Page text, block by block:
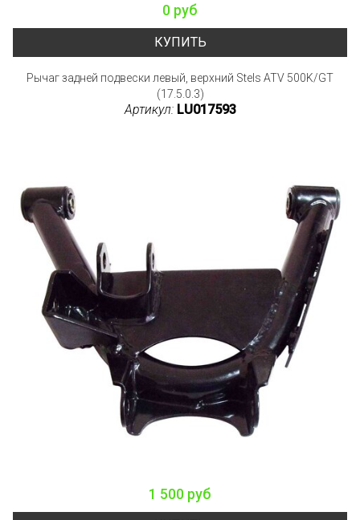
0 руб
КУПИТЬ
Рычаг задней подвески левый, верхний Stels ATV 500K/GT
(17.5.0.3)
Артикул: LU017593
1 500 руб